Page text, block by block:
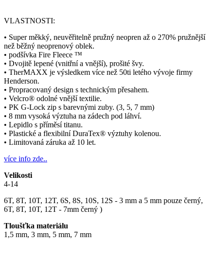
VLASTNOSTI:
• Super měkký, neuvěřitelně pružný neopren až o 270% pružnější
než běžný neoprenový oblek.
• podšívka Fire Fleece ™
• Dvojitě lepené (vnitřní a vnější), prošité švy.
• TherMAXX je výsledkem více než 50ti letého vývoje firmy
Henderson.
• Propracovaný design s technickým přesahem.
• Velcro® odolné vnější textilie.
• PK G-Lock zip s barevnými zuby. (3, 5, 7 mm)
• 8 mm vysoká výztuha na zádech pod láhví.
• Lepidlo s příměsí titanu.
• Plastické a flexibilní DuraTex® výztuhy kolenou.
• Limitovaná záruka až 10 let.
více info zde..
Velikosti
4-14
6T, 8T, 10T, 12T, 6S, 8S, 10S, 12S - 3 mm a 5 mm pouze černý,
6T, 8T, 10T, 12T - 7mm černý )
Tloušťka materiálu
1,5 mm, 3 mm, 5 mm, 7 mm